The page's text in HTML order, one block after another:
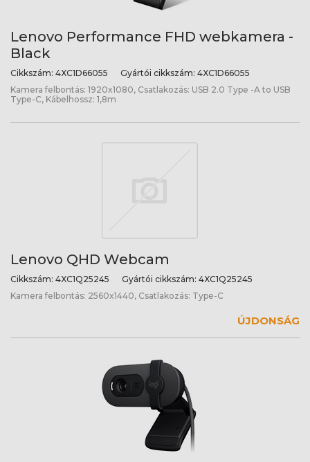
Lenovo Performance FHD webkamera -
Black
Cikkszám: 4XC1D66055 Gyártói cikkszám: 4XC1D66055
Kamera felbontás: 1920x1080, Csatlakozás: USB 2.0 Type -A to USB
Type-C, Kábelhossz: 1,8m
Lenovo QHD Webcam
Cikkszám: 4XC1Q25245 Gyártói cikkszám: 4XC1Q25245
Kamera felbontás: 2560x1440, Csatlakozás: Type-C
ÚJDONSÁG